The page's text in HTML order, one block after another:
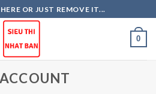
OR JUST REMOVE IT...
0